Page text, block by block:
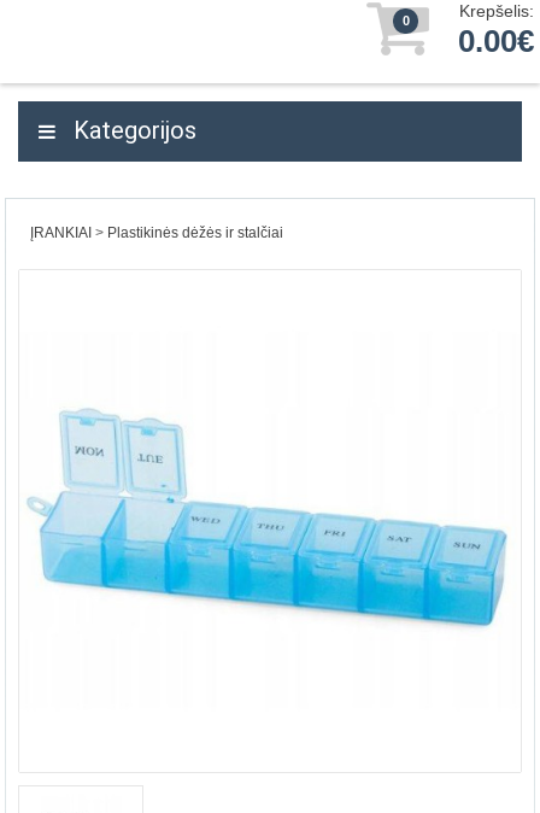
0 Krepšelis:
0.00€
Kategorijos
ĮRANKIAI Plastikinės dėžės ir stalčiai